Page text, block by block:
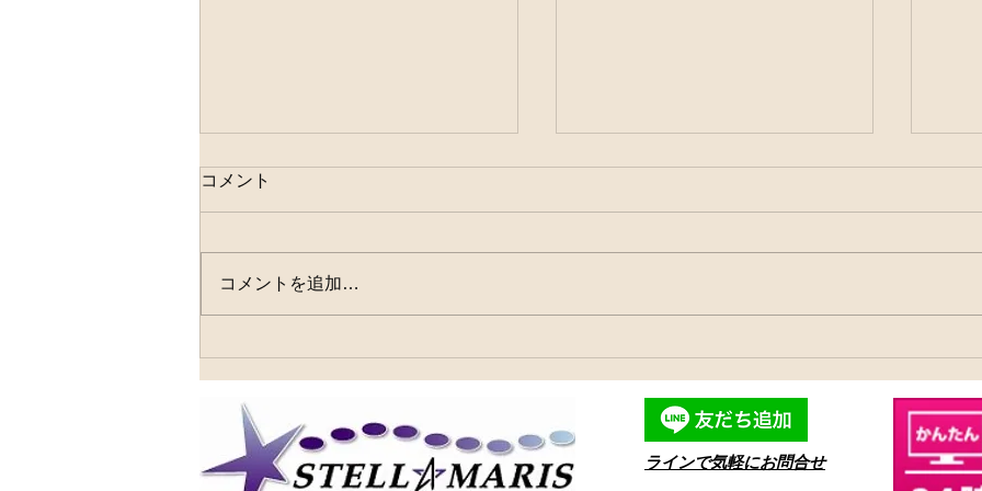
6月も終わりますね～～
初夏の延岡 水
コメント
コメントを追加…
​ラインで気軽にお問合せ